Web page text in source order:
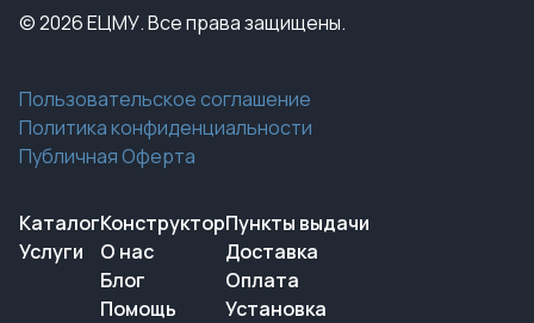
© 2026 ЕЦМУ. Все права защищены.
Пользовательское соглашение
Политика конфиденциальности
Публичная Оферта
Каталог
Услуги
Конструктор
О нас
Блог
Помощь
Пункты выдачи
Доставка
Оплата
Установка